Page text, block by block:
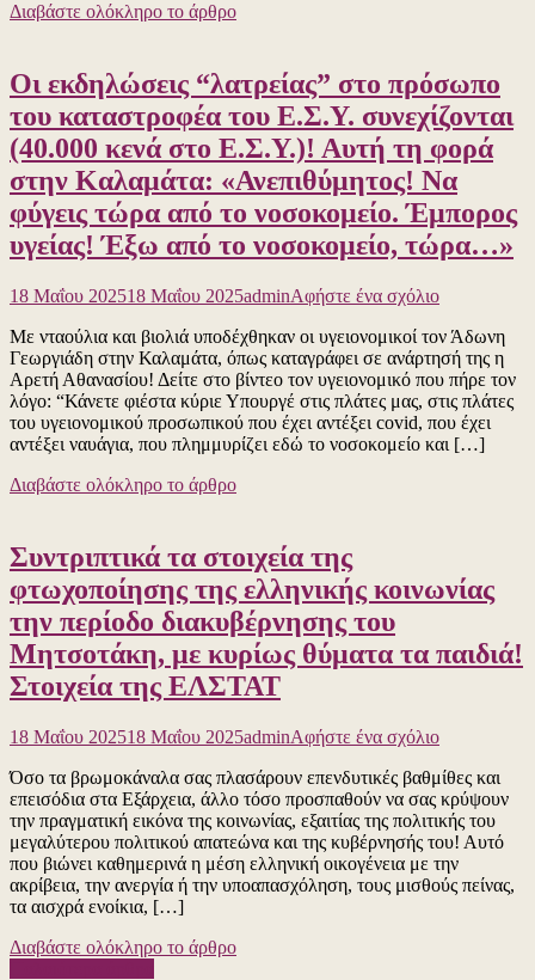
τα
εγκλήματα
του
Ισραήλ
στη
Γάζα,
με
αφορμή
τη
του
στον
διαγωνισμό
τραγουδιού
της
Η
καν
στον
κάνει
του
Λονδίνου
και
της
Χάγης
το
Διαβάστε ολόκληρο το άρθρο
Οι εκδηλώσεις “λατρείας” στο πρόσωπο
του καταστροφέα του Ε.Σ.Υ. συνεχίζονται
(40.000 κενά στο Ε.Σ.Υ.)! Αυτή τη φορά
στην Καλαμάτα: «Ανεπιθύμητος! Να
φύγεις τώρα από το νοσοκομείο. Έμπορος
υγείας! Έξω από το νοσοκομείο, τώρα…»
18 Μαΐου 202518 Μαΐου 2025adminΑφήστε ένα σχόλιογια
Οι
εκδηλώσεις
“λατρείας”
στο
πρόσωπο
του
κενά
στο
τη
Να
φύγεις
τώρα
από
το
νοσοκομείο.
Έμπορος
Με νταούλια και βιολιά υποδέχθηκαν οι υγειονομικοί τον Άδωνη
Γεωργιάδη στην Καλαμάτα, όπως καταγράφει σε ανάρτησή της η
Αρετή Αθανασίου! Δείτε στο βίντεο τον υγειονομικό που πήρε τον
λόγο: “Κάνετε φιέστα κύριε Υπουργέ στις πλάτες μας, στις πλάτες
του υγειονομικού προσωπικού που έχει αντέξει covid, που έχει
αντέξει ναυάγια, που πλημμυρίζει εδώ το νοσοκομείο και […]
Διαβάστε ολόκληρο το άρθρο
Συντριπτικά τα στοιχεία της
φτωχοποίησης της ελληνικής κοινωνίας
την περίοδο διακυβέρνησης του
Μητσοτάκη, με κυρίως θύματα τα παιδιά!
Στοιχεία της ΕΛΣΤΑΤ
18 Μαΐου 202518 Μαΐου 2025adminΑφήστε ένα σχόλιογια
Συντριπτικά
τα
στοιχεία
της
της
Όσο τα βρωμοκάναλα σας πλασάρουν επενδυτικές βαθμίθες και
επεισόδια στα Εξάρχεια, άλλο τόσο προσπαθούν να σας κρύψουν
την πραγματική εικόνα της κοινωνίας, εξαιτίας της πολιτικής του
μεγαλύτερου πολιτικού απατεώνα και της κυβέρνησής του! Αυτό
που βιώνει καθημερινά η μέση ελληνική οικογένεια με την
ακρίβεια, την ανεργία ή την υποαπασχόληση, τους μισθούς πείνας,
τα αισχρά ενοίκια, […]
Διαβάστε ολόκληρο το άρθρο
Πλοήγηση